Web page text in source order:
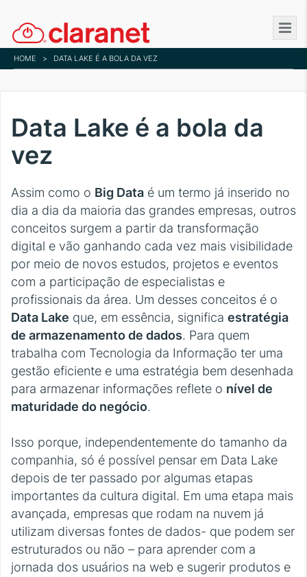
to
main
content
HOME > DATA LAKE É A BOLA DA VEZ
Data Lake é a bola da
vez
Assim como o Big Data é um termo já inserido no
dia a dia da maioria das grandes empresas, outros
conceitos surgem a partir da transformação
digital e vão ganhando cada vez mais visibilidade
por meio de novos estudos, projetos e eventos
com a participação de especialistas e
profissionais da área. Um desses conceitos é o
Data Lake que, em essência, significa estratégia
de armazenamento de dados. Para quem
trabalha com Tecnologia da Informação ter uma
gestão eficiente e uma estratégia bem desenhada
para armazenar informações reflete o nível de
maturidade do negócio.
Isso porque, independentemente do tamanho da
companhia, só é possível pensar em Data Lake
depois de ter passado por algumas etapas
importantes da cultura digital. Em uma etapa mais
avançada, empresas que rodam na nuvem já
utilizam diversas fontes de dados- que podem ser
estruturados ou não – para aprender com a
jornada dos usuários na web e sugerir produtos e